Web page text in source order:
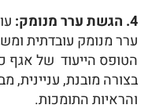
4. הגשת ערר מנומק:
ערר מנומק עובדתית
הטופס הייעוד של אגף
בצורה מובנת, עניינית,
והראיות התומכות.